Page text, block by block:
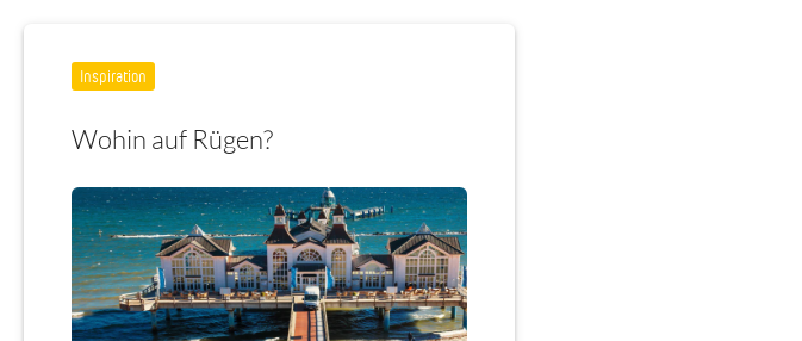
Inspiration
Wohin auf Rügen?